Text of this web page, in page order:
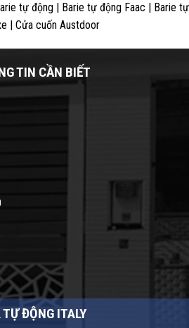
tự động | Barie tự động Faac | Barie tự
| Cửa cuốn Austdoor
TIN CẦN BIẾT
TỰ ĐỘNG ITALY